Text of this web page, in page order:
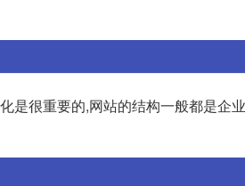
是很重要的,网站的结构一般都是企